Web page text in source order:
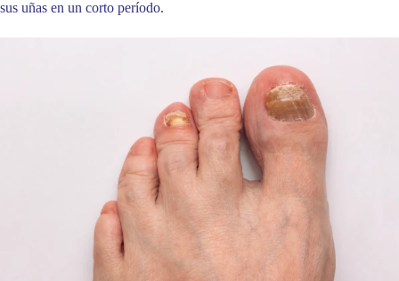
sus uñas en un corto período.